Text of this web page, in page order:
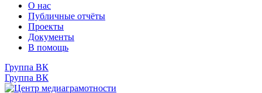
О нас
Публичные отчёты
Проекты
Документы
В помощь
Группа ВК
Группа ВК